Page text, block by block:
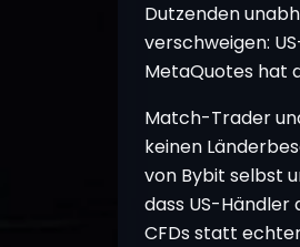
Dutzenden
verschweigen:
MetaQuotes hat
Match-Trader
keinen
von Bybit selbst
dass US-
CFDs statt